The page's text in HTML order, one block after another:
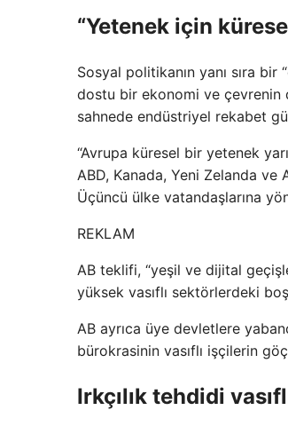
“Yetenek için
Sosyal politikanın yanı sıra
dostu bir ekonomi ve çevrenin
sahnede endüstriyel rekabet
“Avrupa küresel bir yetenek
ABD, Kanada, Yeni Zelanda
Üçüncü ülke vatandaşlarına
REKLAM
AB teklifi, “yeşil ve dijital
yüksek vasıflı sektörlerdeki
AB ayrıca üye devletlere
bürokrasinin vasıflı işçilerin
Irkçılık tehdidi